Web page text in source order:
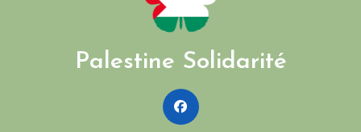
Palestine Solidarité